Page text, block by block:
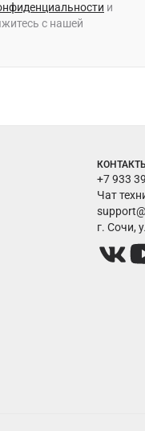
и
с нашей
КОНТАКТЫ
+7 933
Чат
г. Сочи,